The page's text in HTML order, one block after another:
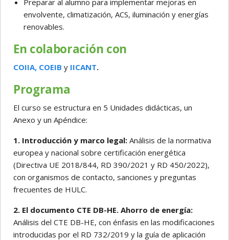
Preparar al alumno para implementar mejoras en
envolvente, climatización, ACS, iluminación y energías
renovables.
En colaboración con
COIIA, COEIB y IICANT.
Programa
El curso se estructura en 5 Unidades didácticas, un
Anexo y un Apéndice:
1. Introducción y marco legal: Análisis de la normativa
europea y nacional sobre certificación energética
(Directiva UE 2018/844, RD 390/2021 y RD 450/2022),
con organismos de contacto, sanciones y preguntas
frecuentes de HULC.
2. El documento CTE DB-HE. Ahorro de energía:
Análisis del CTE DB-HE, con énfasis en las modificaciones
introducidas por el RD 732/2019 y la guía de aplicación